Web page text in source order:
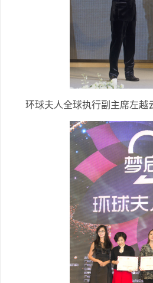
环球夫人全球执行副主席左越